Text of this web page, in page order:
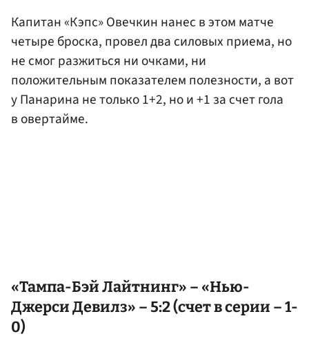
Капитан «Кэпс» Овечкин нанес в этом матче
четыре броска, провел два силовых приема, но
не смог разжиться ни очками, ни
положительным показателем полезности, а вот
у Панарина не только 1+2, но и +1 за счет гола
в овертайме.
«Тампа-Бэй Лайтнинг» – «Нью-
Джерси Девилз» – 5:2 (счет в серии – 1-
0)